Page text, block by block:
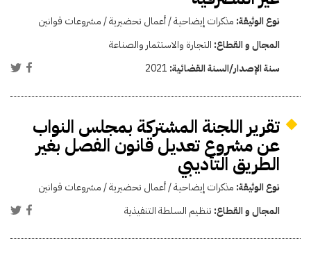
نوع الوثيقة: مذكرات إيضاحية / أعمال تحضيرية / مشروعات قوانين
المجال و القطاع: التجارة والاستثمار والصناعة
سنة الإصدار/السنة القضائية: 2021
تقرير اللجنة المشتركة بمجلس النواب
عن مشروع تعديل قانون الفصل بغير
الطريق التأديبي
نوع الوثيقة: مذكرات إيضاحية / أعمال تحضيرية / مشروعات قوانين
المجال و القطاع: تنظيم السلطة التنفيذية